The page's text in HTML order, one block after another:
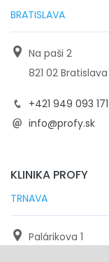
BRATISLAVA
Na paši 2
821 02 Bratislava
+421 949 093 171
info@profy.sk
KLINIKA PROFY
TRNAVA
Palárikova 1